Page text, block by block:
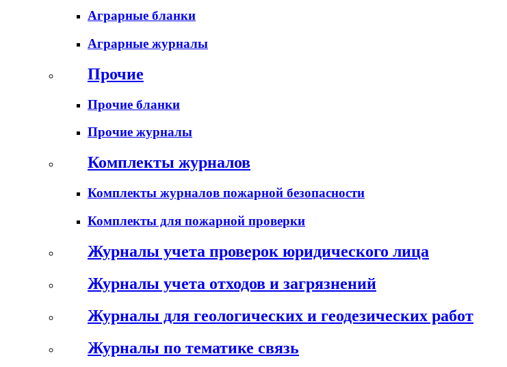
Аграрные бланки
Аграрные журналы
Прочие
Прочие бланки
Прочие журналы
Комплекты журналов
Комплекты журналов пожарной безопасности
Комплекты для пожарной проверки
Журналы учета проверок юридического лица
Журналы учета отходов и загрязнений
Журналы для геологических и геодезических работ
Журналы по тематике связь